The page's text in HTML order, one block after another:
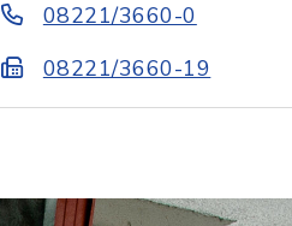
08221/3660-0
08221/3660-19